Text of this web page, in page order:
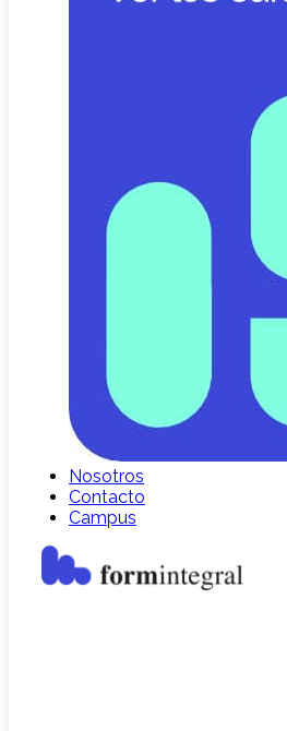
Nosotros
Contacto
Campus